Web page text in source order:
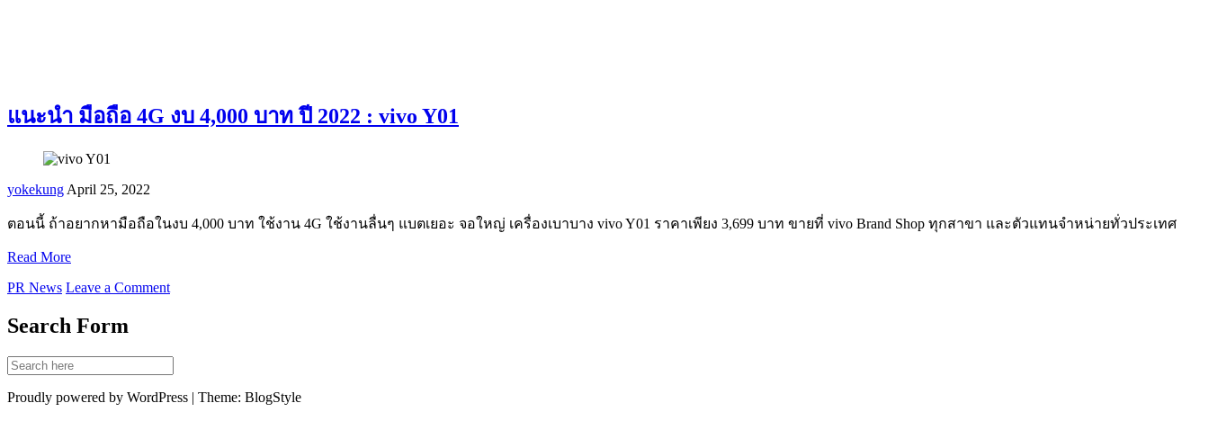
แนะนำ มือถือ 4G งบ 4,000 บาท ปี 2022 : vivo Y01
yokekung April 25, 2022
ตอนนี้ ถ้าอยากหามือถือในงบ 4,000 บาท ใช้งาน 4G ใช้งานลื่นๆ แบตเยอะ จอใหญ่ เครื่องเบาบาง vivo Y01 ราคาเพียง 3,699 บาท ขายที่ vivo Brand Shop ทุกสาขา และตัวแทนจำหน่ายทั่วประเทศ
Read More
PR News Leave a Comment
Search Form
Proudly powered by WordPress | Theme: BlogStyle